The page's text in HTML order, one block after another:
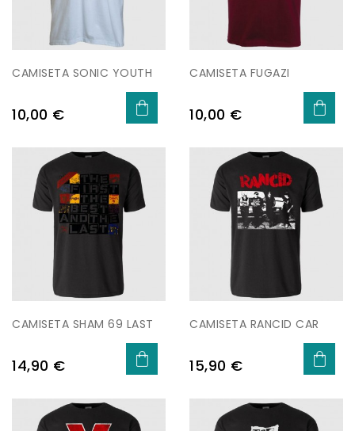
CAMISETA SONIC YOUTH
Preu
10,00 €
CAMISETA FUGAZI
Preu
10,00 €
CAMISETA SHAM 69 LAST
Preu
14,90 €
CAMISETA RANCID CAR
Preu
15,90 €